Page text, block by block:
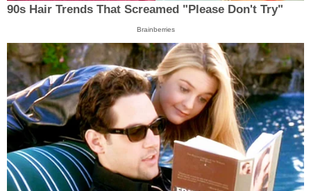
90s Hair Trends That Screamed "Please Don't Try"
Brainberries